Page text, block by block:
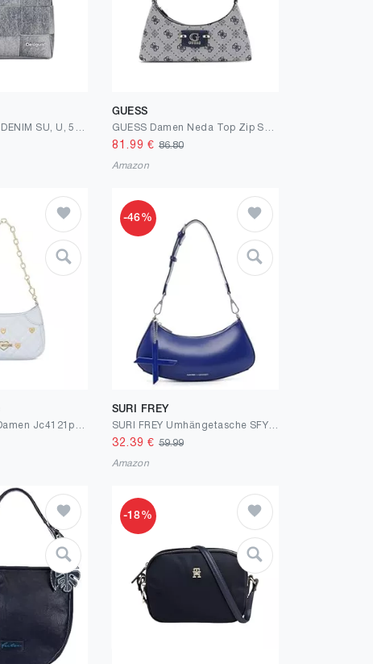
GUESS
81.99 € 86.80
Amazon
-46%
SURI FREY
32.39 € 59.99
Amazon
-18%